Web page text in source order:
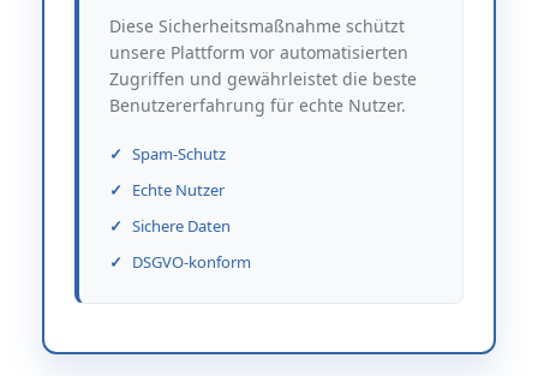
Diese Sicherheitsmaßnahme schützt
unsere Plattform vor automatisierten
Zugriffen und gewährleistet die beste
Benutzererfahrung für echte Nutzer.
Spam-Schutz
Echte Nutzer
Sichere Daten
DSGVO-konform